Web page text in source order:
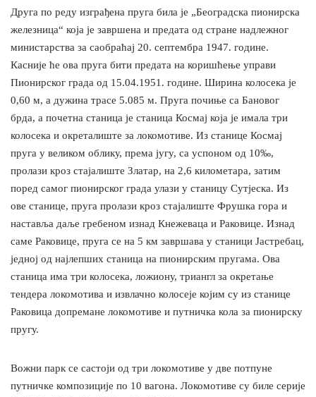
Друга по реду изграђена пруга била је „Београдска пионирска
железница“ која је завршена и предата од стране надлежног
министарства за саобраћај 20. септембра 1947. године.
Касније ће ова пруга бити предата на коришћење управи
Пионирског града од 15.04.1951. године. Ширина колосека је
0,60 м, а дужина трасе 5.085 м. Пруга почиње са Бановог
брда, а почетна станица је станица Космај која је имала три
колосека и окреталиште за локомотиве. Из станице Космај
пруга у великом облику, према југy, са успоном од 10‰,
пролази кроз стајалиште Златар, на 2,6 километара, затим
поред самог пионирског града улази у станицу Сутјеска. Из
ове станице, пруга пролази кроз стајалиште Фрушка гора и
наставља даље гребеном изнад Кнежеваца и Раковице. Изнад
саме Раковице, пруга се на 5 км завршава у станици Јастребац,
једној од најлепших станица на пионирским пругама. Ова
станица има три колосека, ложиону, триангл за окретање
тендера локомотива и извлачно колосеје којим су из станице
Раковица допремане локомотиве и путничка кола за пионирску
пругу.
Вожни парк се састоји од три локомотиве у две потпуне
путничке композиције по 10 вагона. Локомотиве су биле серије